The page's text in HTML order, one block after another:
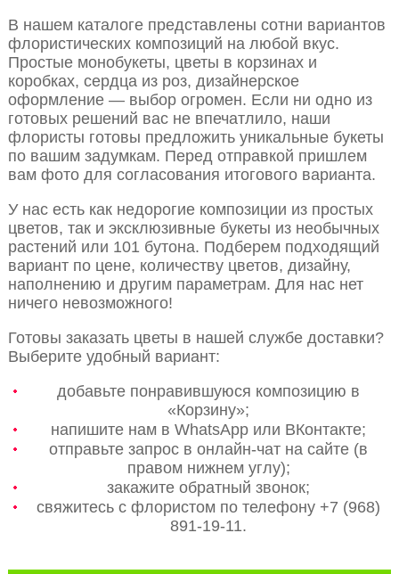
В нашем каталоге представлены сотни вариантов
флористических композиций на любой вкус.
Простые монобукеты, цветы в корзинах и
коробках, сердца из роз, дизайнерское
оформление — выбор огромен. Если ни одно из
готовых решений вас не впечатлило, наши
флористы готовы предложить уникальные букеты
по вашим задумкам. Перед отправкой пришлем
вам фото для согласования итогового варианта.
У нас есть как недорогие композиции из простых
цветов, так и эксклюзивные букеты из необычных
растений или 101 бутона. Подберем подходящий
вариант по цене, количеству цветов, дизайну,
наполнению и другим параметрам. Для нас нет
ничего невозможного!
Готовы заказать цветы в нашей службе доставки?
Выберите удобный вариант:
добавьте понравившуюся композицию в
«Корзину»;
напишите нам в WhatsApp или ВКонтакте;
отправьте запрос в онлайн-чат на сайте (в
правом нижнем углу);
закажите обратный звонок;
свяжитесь с флористом по телефону +7 (968)
891-19-11.